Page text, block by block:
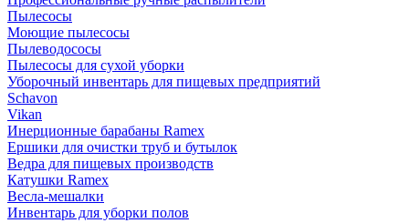
Пылесосы
Моющие пылесосы
Пылеводососы
Пылесосы для сухой уборки
Уборочный инвентарь для пищевых предприятий
Schavon
Vikan
Инерционные барабаны Ramex
Ершики для очистки труб и бутылок
Ведра для пищевых производств
Катушки Ramex
Весла-мешалки
Инвентарь для уборки полов